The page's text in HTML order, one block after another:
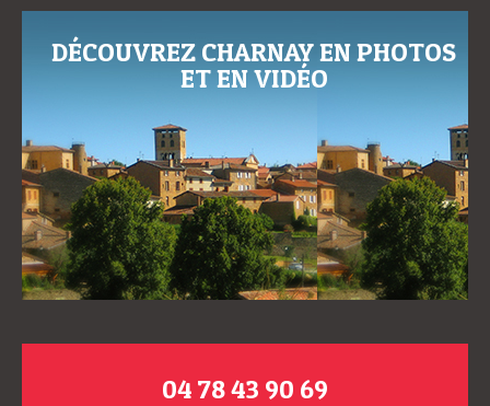
DÉCOUVREZ CHARNAY EN PHOTOS
ET EN VIDÉO
04 78 43 90 69